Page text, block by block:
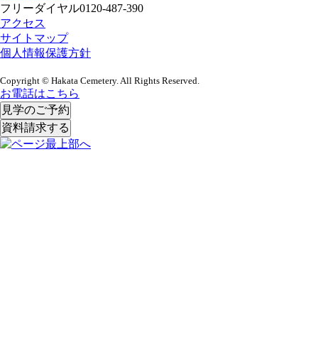
フリーダイヤル0120-487-390
アクセス
サイトマップ
個人情報保護方針
Copyright © Hakata Cemetery. All Rights Reserved.
お電話はこちら